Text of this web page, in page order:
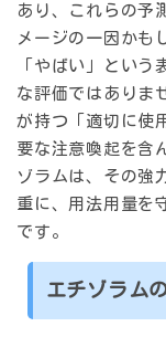
あり、これらの予
メージの一因かも
「やばい」という
な評価ではありま
が持つ「適切に使
要な注意喚起を含
ゾラムは、その強
重に、用法用量を
です。
エチゾラム